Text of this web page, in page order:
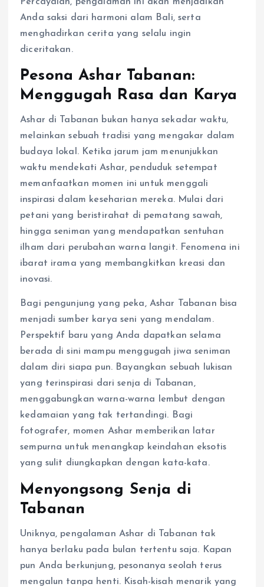
Anda saksi dari harmoni alam Bali, serta
menghadirkan cerita yang selalu ingin
diceritakan.
Pesona Ashar Tabanan:
Menggugah Rasa dan Karya
Ashar di Tabanan bukan hanya sekadar waktu,
melainkan sebuah tradisi yang mengakar dalam
budaya lokal. Ketika jarum jam menunjukkan
waktu mendekati Ashar, penduduk setempat
memanfaatkan momen ini untuk menggali
inspirasi dalam keseharian mereka. Mulai dari
petani yang beristirahat di pematang sawah,
hingga seniman yang mendapatkan sentuhan
ilham dari perubahan warna langit. Fenomena ini
ibarat irama yang membangkitkan kreasi dan
inovasi.
Bagi pengunjung yang peka, Ashar Tabanan bisa
menjadi sumber karya seni yang mendalam.
Perspektif baru yang Anda dapatkan selama
berada di sini mampu menggugah jiwa seniman
dalam diri siapa pun. Bayangkan sebuah lukisan
yang terinspirasi dari senja di Tabanan,
menggabungkan warna-warna lembut dengan
kedamaian yang tak tertandingi. Bagi
fotografer, momen Ashar memberikan latar
sempurna untuk menangkap keindahan eksotis
yang sulit diungkapkan dengan kata-kata.
Menyongsong Senja di
Tabanan
Uniknya, pengalaman Ashar di Tabanan tak
hanya berlaku pada bulan tertentu saja. Kapan
pun Anda berkunjung, pesonanya seolah terus
mengalun tanpa henti. Kisah-kisah menarik yang